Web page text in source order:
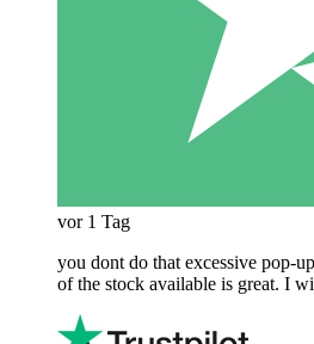
vor 1 Tag
you dont do that excessive pop-
of the stock available is great. I